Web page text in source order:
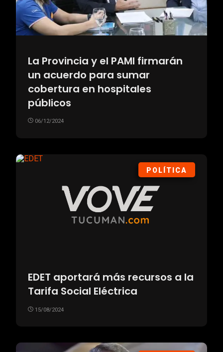
La Provincia y el PAMI firmarán
un acuerdo para sumar
cobertura en hospitales
públicos
06/12/2024
POLÍTICA
EDET aportará más recursos a la
Tarifa Social Eléctrica
15/08/2024